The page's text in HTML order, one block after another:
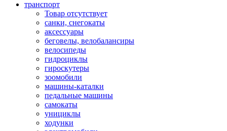
транспорт
Товар отсутствует
санки, снегокаты
аксессуары
беговелы, велобалансиры
велосипеды
гидроциклы
гироскутеры
зоомобили
машины-каталки
педальные машины
самокаты
унициклы
ходунки